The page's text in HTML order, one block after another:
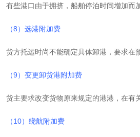
有些港口由于拥挤，船舶停泊时间增加而
（8）选港附加费
货方托运时尚不能确定具体卸港，要求在
（9）变更卸货港附加费
货主要求改变货物原来规定的港港，在有
（10）绕航附加费